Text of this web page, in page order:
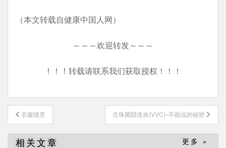
（本文转载自健康中国人网）
～～～欢迎转发～～～
！！！转载请联系我们获取授权！！！
文
章
导
衣服随意 念珠菌阴道炎(VVC)–不能说的秘密
相关文章 更多 »